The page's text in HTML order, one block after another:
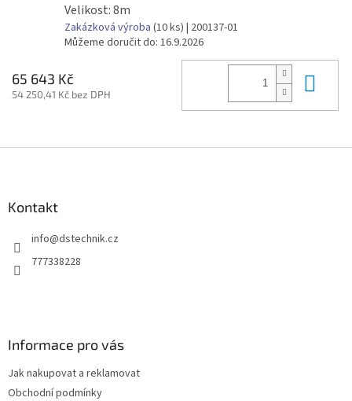
Velikost: 8m
Zakázková výroba (10 ks) | 200137-01
Můžeme doručit do: 16.9.2026
65 643 Kč
54 250,41 Kč bez DPH
Kontakt
info@dstechnik.cz
777338228
Informace pro vás
Jak nakupovat a reklamovat
Obchodní podmínky